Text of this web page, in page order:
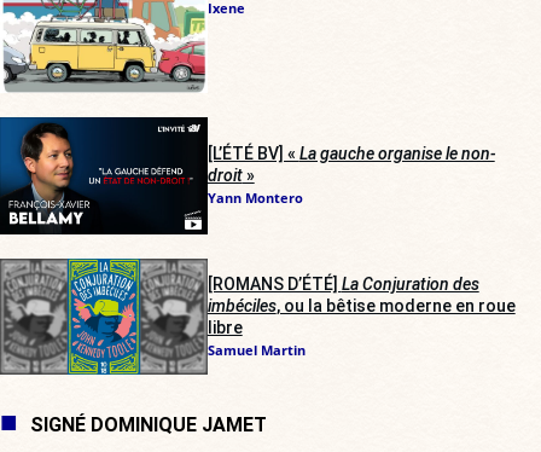
Ixene
[L’ÉTÉ BV] « La gauche organise le non-
droit»
Yann Montero
[ROMANS D’ÉTÉ] La Conjuration des
imbéciles, ou la bêtise moderne en roue
libre
Samuel Martin
SIGNÉ DOMINIQUE JAMET